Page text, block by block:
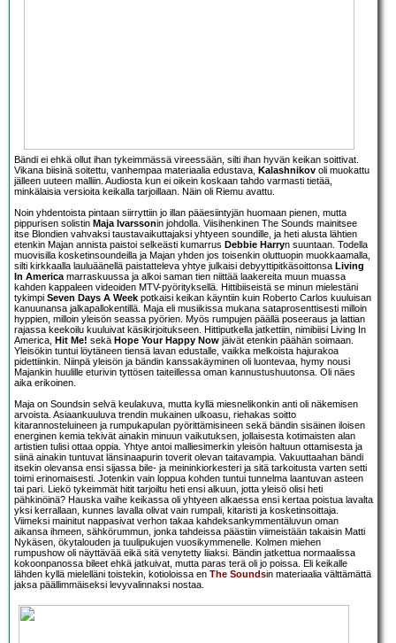
Bändi ei ehkä ollut ihan tykeimmässä vireessään, silti ihan hyvän keikan soittivat.
Vikana biisinä soitettu, vanhempaa materiaalia edustava, Kalashnikov oli muokattu
jälleen uuteen malliin. Audiosta kun ei oikein koskaan tahdo varmasti tietää,
minkälaisia versioita keikalla tarjoillaan. Näin oli Riemu avattu.
Noin yhdentoista pintaan siirryttiin jo illan pääesiintyjän huomaan pienen, mutta
pippurisen solistin Maja Ivarssonin johdolla. Viisihenkinen The Sounds mainitsee
itse Blondien vahvaksi taustavaikuttajaksi yhtyeen soundille, ja heti alusta lähtien
etenkin Majan annista paistoi selkeästi kumarrus Debbie Harryn suuntaan. Todella
muovisilla kosketinsoundeilla ja Majan yhden jos toisenkin oluttuopin muokkaamalla,
silti kirkkaalla lauluäänellä paistatteleva yhtye julkaisi debyyttipitkäsoittonsa Living
In Americamarraskuussa ja alkoi saman tien niittää laakereita muun muassa
kahden kappaleen videoiden MTV-pyörityksellä. Hittibiiseistä se minun mielestäni
tykimpi Seven Days A Week potkaisi keikan käyntiin kuin Roberto Carlos kuuluisan
kanuunansa jalkapallokentillä. Maja eli musiikissa mukana sataprosenttisesti milloin
hyppien, milloin yleisön seassa pyörien. Myös rumpujen päällä poseeraus ja lattian
rajassa keekoilu kuuluivat käsikirjoitukseen. Hittiputkella jatkettiin, nimibiisi Living In
America, Hit Me! sekä Hope Your Happy Now jäivät etenkin päähän soimaan.
Yleisökin tuntui löytäneen tiensä lavan edustalle, vaikka melkoista hajurakoa
pidettiinkin. Niinpä yleisön ja bändin kanssakäyminen oli luontevaa, hymy nousi
Majankin huulille eturivin tyttösen taiteillessa oman kannustushuutonsa. Oli näes
aika erikoinen.
Maja on Soundsin selvä keulakuva, mutta kyllä miesnelikonkin anti oli näkemisen
arvoista. Asiaankuuluva trendin mukainen ulkoasu, riehakas soitto
kitarannosteluineen ja rumpukapulan pyörittämisineen sekä bändin sisäinen iloisen
energinen kemia tekivät ainakin minuun vaikutuksen, jollaisesta kotimaisten alan
artistien tulisi ottaa oppia. Yhtye antoi malliesimerkin yleisön haltuun ottamisesta ja
siinä ainakin tuntuvat länsinaapurin toverit olevan taitavampia. Vakuuttaahan bändi
itsekin olevansa ensi sijassa bile- ja meininkiorkesteri ja sitä tarkoitusta varten setti
toimi erinomaisesti. Jotenkin vain loppua kohden tuntui tunnelma laantuvan asteen
tai pari. Liekö tykeimmät hitit tarjoiltu heti ensi alkuun, jotta yleisö olisi heti
pähkinöinä? Hauska vaihe keikassa oli yhtyeen alkaessa ensi kertaa poistua lavalta
yksi kerrallaan, kunnes lavalla olivat vain rumpali, kitaristi ja kosketinsoittaja.
Viimeksi mainitut nappasivat verhon takaa kahdeksankymmentäluvun oman
aikansa ihmeen, sähkörummun, jonka tahdeissa päästiin viimeistään takaisin Matti
Nykäsen, ökytalouden ja tuulipukujen vuosikymmenelle. Kolmen miehen
rumpushow oli näyttävää eikä sitä venytetty liiaksi. Bändin jatkettua normaalissa
kokoonpanossa bileet ehkä jatkuivat, mutta paras terä oli jo poissa. Eli keikalle
lähden kyllä mielelläni toistekin, kotioloissa en The Soundsin materiaalia välttämättä
jaksa päällimmäiseksi levyvalinnaksi nostaa.